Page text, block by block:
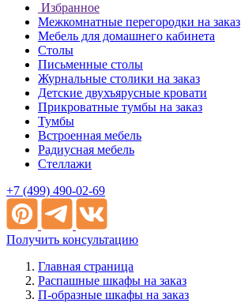
Избранное
Межкомнатные перегородки на заказ
Мебель для домашнего кабинета
Столы
Письменные столы
Журнальные столики на заказ
Детские двухъярусные кровати
Прикроватные тумбы на заказ
Тумбы
Встроенная мебель
Радиусная мебель
Стеллажи
+7 (499) 490-02-69
Получить консультацию
Главная страница
Распашные шкафы на заказ
П-образные шкафы на заказ